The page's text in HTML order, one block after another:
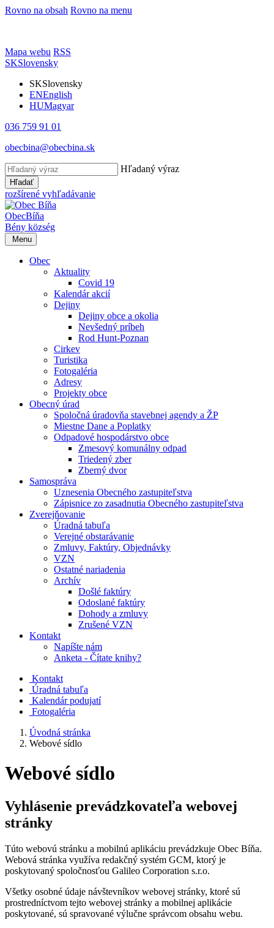
Rovno na obsah Rovno na menu
Mapa webu RSS
SKSlovensky
SKSlovensky
ENEnglish
HUMagyar
036 759 91 01
obecbina@obecbina.sk
Hľadaný výraz
Hľadať
rozšírené vyhľadávanie
ObecBíňa
Bény község
Menu
Obec
Aktuality
Covid 19
Kalendár akcií
Dejiny
Dejiny obce a okolia
Nevšedný príbeh
Rod Hunt-Poznan
Cirkev
Turistika
Fotogaléria
Adresy
Projekty obce
Obecný úrad
Spoločná úradovňa stavebnej agendy a ŽP
Miestne Dane a Poplatky
Odpadové hospodárstvo obce
Zmesový komunálny odpad
Triedený zber
Zberný dvor
Samospráva
Uznesenia Obecného zastupiteľstva
Zápisnice zo zasadnutia Obecného zastupiteľstva
Zverejňovanie
Úradná tabuľa
Verejné obstarávanie
Zmluvy, Faktúry, Objednávky
VZN
Ostatné nariadenia
Archív
Došlé faktúry
Odoslané faktúry
Dohody a zmluvy
Zrušené VZN
Kontakt
Napíšte nám
Anketa - Čítate knihy?
Kontakt
Úradná tabuľa
Kalendár podujatí
Fotogaléria
Úvodná stránka
Webové sídlo
Webové sídlo
Vyhlásenie prevádzkovateľa webovej
stránky
Túto webovú stránku a mobilnú aplikáciu prevádzkuje Obec Bíňa.
Webová stránka využíva redakčný systém GCM, ktorý je
poskytovaný spoločnosťou Galileo Corporation s.r.o.
Všetky osobné údaje návštevníkov webovej stránky, ktoré sú
prostredníctvom tejto webovej stránky a mobilnej aplikácie
poskytované, sú spravované výlučne správcom obsahu webu.